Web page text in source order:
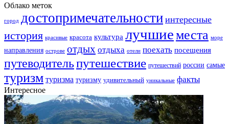
Облако меток
город достопримечательности интересные
история красивые красота культура лучшиеместа море
направления острове отдых отдыха отели поехать посещения
путеводительпутешествие путешествий россии самые
туризм туризма туризму удивительный уникальные факты
Интересное